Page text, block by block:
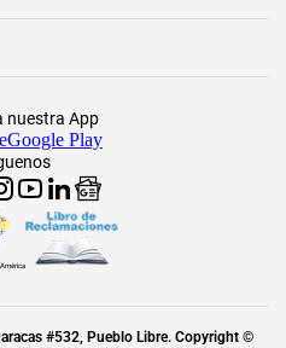
nuestra App
Google Play
América
#532, Pueblo Libre. Copyright ©